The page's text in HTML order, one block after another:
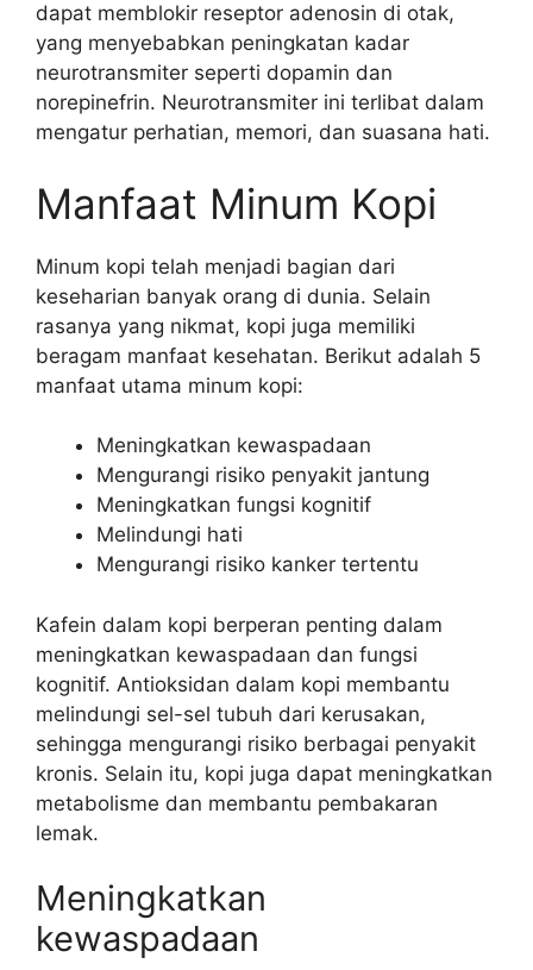
dapat memblokir reseptor adenosin di otak,
yang menyebabkan peningkatan kadar
neurotransmiter seperti dopamin dan
norepinefrin. Neurotransmiter ini terlibat dalam
mengatur perhatian, memori, dan suasana hati.
Manfaat Minum Kopi
Minum kopi telah menjadi bagian dari
keseharian banyak orang di dunia. Selain
rasanya yang nikmat, kopi juga memiliki
beragam manfaat kesehatan. Berikut adalah 5
manfaat utama minum kopi:
Meningkatkan kewaspadaan
Mengurangi risiko penyakit jantung
Meningkatkan fungsi kognitif
Melindungi hati
Mengurangi risiko kanker tertentu
Kafein dalam kopi berperan penting dalam
meningkatkan kewaspadaan dan fungsi
kognitif. Antioksidan dalam kopi membantu
melindungi sel-sel tubuh dari kerusakan,
sehingga mengurangi risiko berbagai penyakit
kronis. Selain itu, kopi juga dapat meningkatkan
metabolisme dan membantu pembakaran
lemak.
Meningkatkan
kewaspadaan